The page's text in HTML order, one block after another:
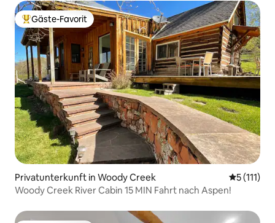
Beliebter Gäste-Favorit.
Gäste-Favorit
Privatunterkunft in Woody Creek
5 (111)
Woody Creek River Cabin 15 MIN Fahrt nach Aspen!